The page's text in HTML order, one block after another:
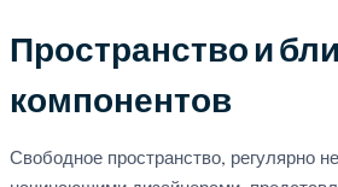
Пространство и
компонентов
Свободное пространство, регулярно